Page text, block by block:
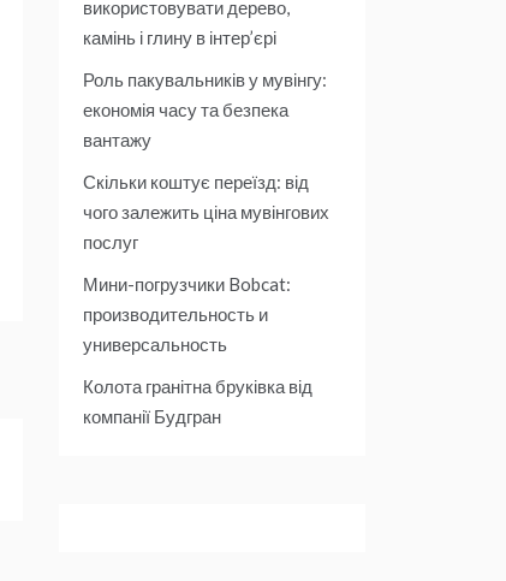
використовувати дерево,
камінь і глину в інтер’єрі
Роль пакувальників у мувінгу:
економія часу та безпека
вантажу
Скільки коштує переїзд: від
чого залежить ціна мувінгових
послуг
Мини-погрузчики Bobcat:
производительность и
универсальность
Колота гранітна бруківка від
компанії Будгран